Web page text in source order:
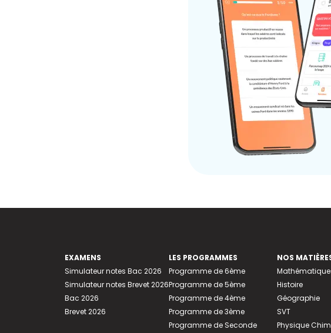
EXAMENS
Simulateur notes Bac 2026
Simulateur notes Brevet 2026
Bac 2026
Brevet 2026
LES PROGRAMMES
Programme de 6ème
Programme de 5ème
Programme de 4ème
Programme de 3ème
Programme de Seconde
NOS
Histoire
Géographie
SVT
Physique